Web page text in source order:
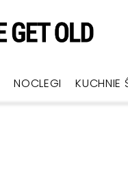
NOCLEGI KUCHNIE